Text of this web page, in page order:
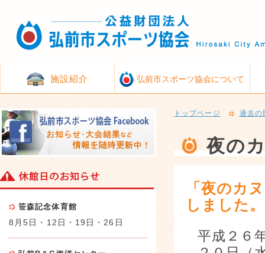
施設紹介 弘前市スポーツ協会について
トップページ 過去の
夜の
「夜のカ
しました。
平成２６
笹森記念体育館
8月5日・12日・19日・26日